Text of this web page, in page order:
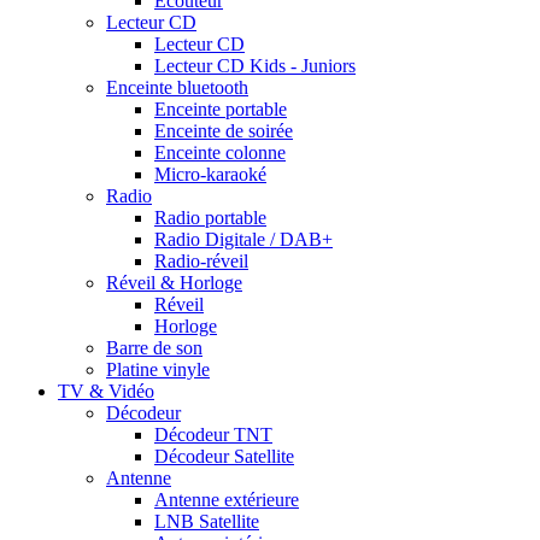
Lecteur CD
Lecteur CD
Lecteur CD Kids - Juniors
Enceinte bluetooth
Enceinte portable
Enceinte de soirée
Enceinte colonne
Micro-karaoké
Radio
Radio portable
Radio Digitale / DAB+
Radio-réveil
Réveil & Horloge
Réveil
Horloge
Barre de son
Platine vinyle
TV & Vidéo
Décodeur
Décodeur TNT
Décodeur Satellite
Antenne
Antenne extérieure
LNB Satellite